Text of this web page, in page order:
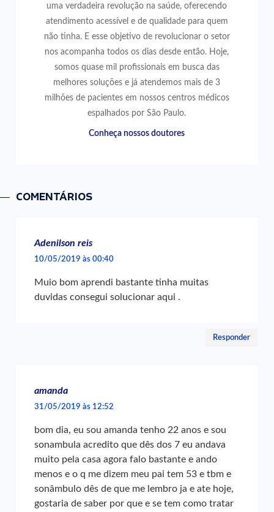
uma verdadeira revolução na saúde, oferecendo
atendimento acessível e de qualidade para quem
não tinha. E esse objetivo de revolucionar o setor
nos acompanha todos os dias desde então. Hoje,
somos quase mil profissionais em busca das
melhores soluções e já atendemos mais de 3
milhões de pacientes em nossos centros médicos
espalhados por São Paulo.
Conheça nossos doutores
COMENTÁRIOS
Adenilson reis
10/05/2019 às 00:40
Muio bom aprendi bastante tinha muitas
duvidas consegui solucionar aqui .
Responder
amanda
31/05/2019 às 12:52
bom dia, eu sou amanda tenho 22 anos e sou
sonambula acredito que dês dos 7 eu andava
muito pela casa agora falo bastante e ando
menos e o q me dizem meu pai tem 53 e tbm e
sonâmbulo dês de que me lembro ja e ate hoje,
gostaria de saber por que e se tem como tratar